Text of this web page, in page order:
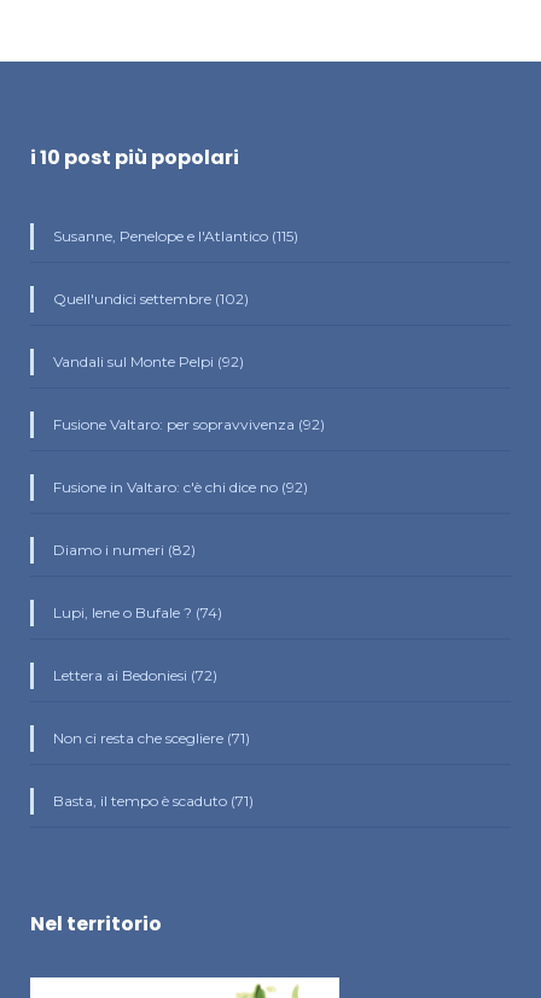
i 10 post più popolari
Susanne, Penelope e l'Atlantico (115)
Quell'undici settembre (102)
Vandali sul Monte Pelpi (92)
Fusione Valtaro: per sopravvivenza (92)
Fusione in Valtaro: c'è chi dice no (92)
Diamo i numeri (82)
Lupi, Iene o Bufale ? (74)
Lettera ai Bedoniesi (72)
Non ci resta che scegliere (71)
Basta, il tempo è scaduto (71)
Nel territorio